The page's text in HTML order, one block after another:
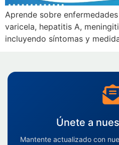
Aprende sobre
varicela, hepatitis A,
incluyendo síntomas y
Únete a
Mantente actualizado con